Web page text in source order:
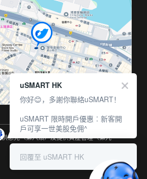
意見（第六類）及提供資產管理（第九
uSMART HK
你好😊，多謝你聯絡uSMART！
uSMART 限時開戶優惠︰新客開
戶可享一世美股免佣^
回覆至 uSMART HK